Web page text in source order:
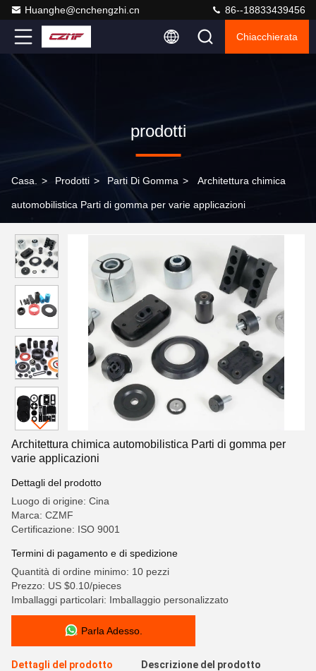
Huanghe@cnchengzhi.cn 86--18833439456
Chiacchierata
prodotti
Casa. > Prodotti > Parti Di Gomma > Architettura chimica
automobilistica Parti di gomma per varie applicazioni
Architettura chimica automobilistica Parti di gomma per
varie applicazioni
Dettagli del prodotto
Luogo di origine: Cina
Marca: CZMF
Certificazione: ISO 9001
Termini di pagamento e di spedizione
Quantità di ordine minimo: 10 pezzi
Prezzo: US $0.10/pieces
Imballaggi particolari: Imballaggio personalizzato
Parla Adesso.
Dettagli del prodotto Descrizione del prodotto